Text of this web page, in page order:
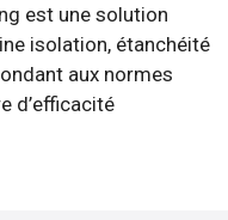
est une solution
isolation, étanchéité
aux normes
d’efficacité